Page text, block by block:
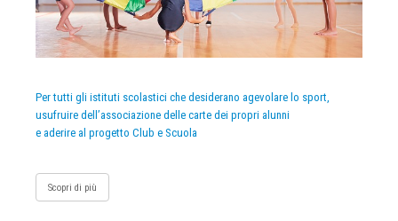
Per tutti gli istituti scolastici che desiderano agevolare lo sport,
usufruire dell’associazione delle carte dei propri alunni
e aderire al progetto Club e Scuola
Scopri di più